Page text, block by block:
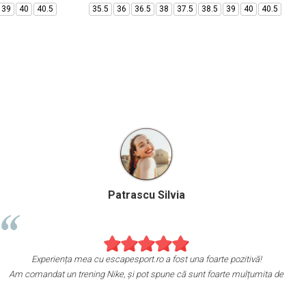
39 40 40.5 35.5 36 36.5 38 37.5 38.5 39 40 40.5
Birzoi Miruna
de achiziția mea de pe escapesport.ro!
o pereche de sneakers Jordan și sunt extrem de
Experiența
Am comandat